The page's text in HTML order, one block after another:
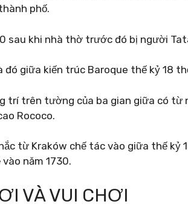
phố.
sau khi nhà thờ trước đó bị người
giữa kiến ​​trúc Baroque thế kỷ 18
trí trên tường của ba gian giữa có từ
Rococo.
từ Kraków chế tác vào giữa thế kỷ
năm 1730.
VÀ VUI CHƠI